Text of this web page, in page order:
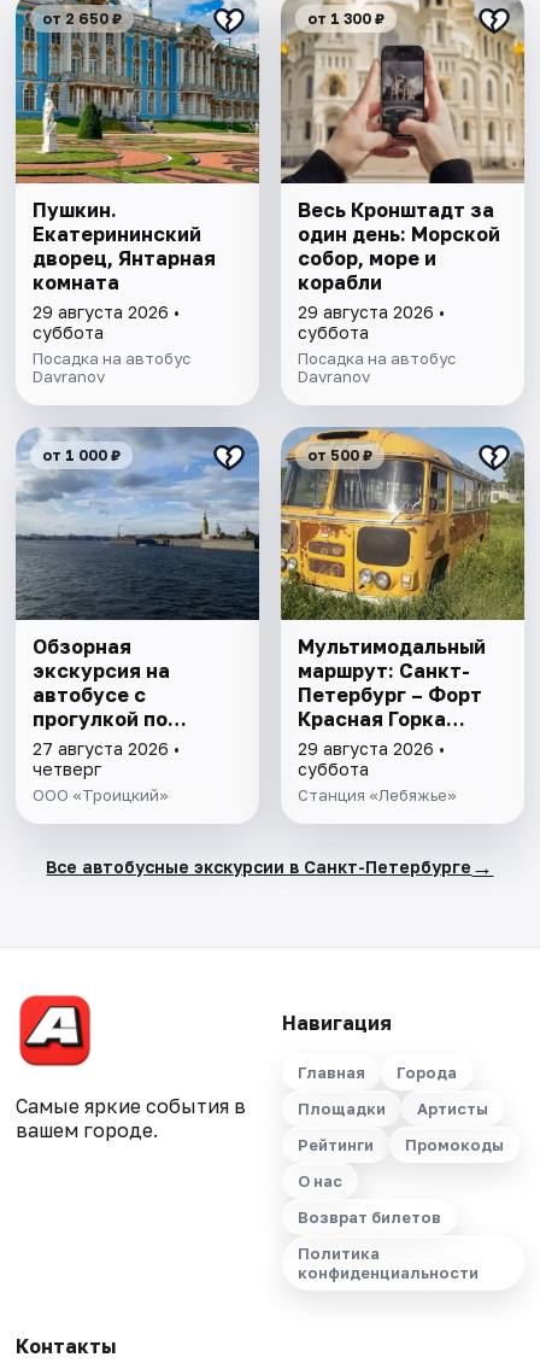
от 2 650 ₽
Пушкин.
Екатерининский
дворец, Янтарная
комната
29 августа 2026 •
суббота
Посадка на автобус
Davranov
от 1 300 ₽
Весь Кронштадт за
один день: Морской
собор, море и
корабли
29 августа 2026 •
суббота
Посадка на автобус
Davranov
от 1 000 ₽
Обзорная
экскурсия на
автобусе с
прогулкой по
Петропавловской
крепости
27 августа 2026 •
четверг
ООО «Троицкий»
от 500 ₽
Мультимодальный
маршрут: Санкт-
Петербург – Форт
Красная Горка
Электропоезд +
Ретро-автобус
ПАЗ-672М
29 августа 2026 •
суббота
Станция «Лебяжье»
Все автобусные экскурсии в Санкт-Петербурге →
Самые яркие события в
вашем городе.
Навигация
Главная
Города
Площадки
Артисты
Рейтинги
Промокоды
О нас
Возврат билетов
Политика
конфиденциальности
Контакты